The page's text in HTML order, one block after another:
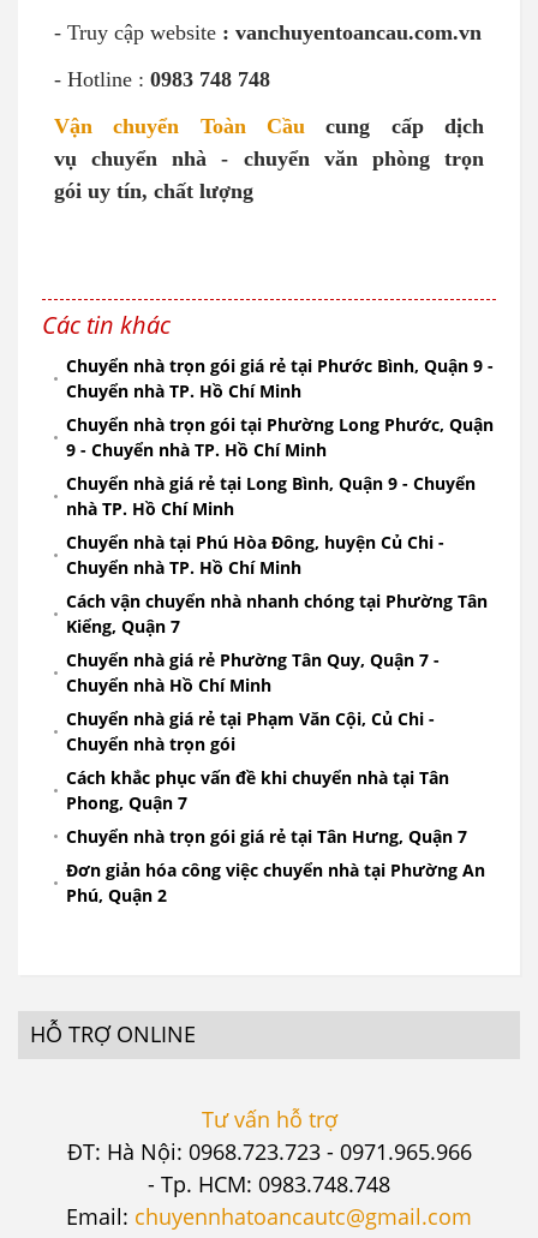
- Truy cập website : vanchuyentoancau.com.vn
- Hotline : 0983 748 748
Vận chuyển Toàn Cầu cung cấp dịch
vụ chuyển nhà - chuyển văn phòng trọn
gói uy tín, chất lượng
Các tin khác
Chuyển nhà trọn gói giá rẻ tại Phước Bình, Quận 9 -
Chuyển nhà TP. Hồ Chí Minh
Chuyển nhà trọn gói tại Phường Long Phước, Quận
9 - Chuyển nhà TP. Hồ Chí Minh
Chuyển nhà giá rẻ tại Long Bình, Quận 9 - Chuyển
nhà TP. Hồ Chí Minh
Chuyển nhà tại Phú Hòa Đông, huyện Củ Chi -
Chuyển nhà TP. Hồ Chí Minh
Cách vận chuyển nhà nhanh chóng tại Phường Tân
Kiểng, Quận 7
Chuyển nhà giá rẻ Phường Tân Quy, Quận 7 -
Chuyển nhà Hồ Chí Minh
Chuyển nhà giá rẻ tại Phạm Văn Cội, Củ Chi -
Chuyển nhà trọn gói
Cách khắc phục vấn đề khi chuyển nhà tại Tân
Phong, Quận 7
Chuyển nhà trọn gói giá rẻ tại Tân Hưng, Quận 7
Đơn giản hóa công việc chuyển nhà tại Phường An
Phú, Quận 2
HỖ TRỢ ONLINE
Tư vấn hỗ trợ
ĐT: Hà Nội: 0968.723.723 - 0971.965.966
- Tp. HCM: 0983.748.748
Email: chuyennhatoancautc@gmail.com